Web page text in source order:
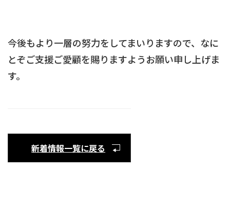
今後もより一層の努力をしてまいりますので、なに
とぞご支援ご愛顧を賜りますようお願い申し上げま
す。
新着情報一覧に戻る